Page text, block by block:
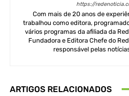
https://
Com mais de 20 anos de
trabalhou como editora,
vários programas da afiliada da
Fundadora e Editora Chefe do
responsável pelas
ARTIGOS RELACIONADOS